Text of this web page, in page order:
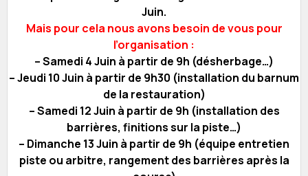
Juin.
Mais pour cela nous avons besoin de vous pour
l’organisation :
– Samedi 4 Juin à partir de 9h (désherbage…)
– Jeudi 10 Juin à partir de 9h30 (installation du barnum
de la restauration)
– Samedi 12 Juin à partir de 9h (installation des
barrières, finitions sur la piste…)
– Dimanche 13 Juin à partir de 9h (équipe entretien
piste ou arbitre, rangement des barrières après la